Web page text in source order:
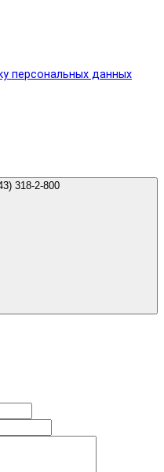
персональных данных
+7 (343) 318-2-800